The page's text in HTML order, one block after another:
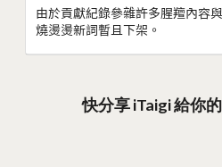
由於貢獻紀錄參雜許多腥羶內容
燒燙燙新詞暫且下架。
快分享 iTaigi 給你